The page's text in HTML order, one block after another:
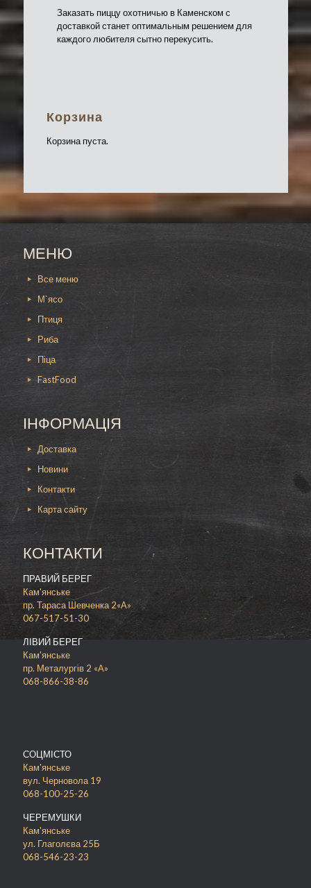
Заказать пиццу охотничью в Каменском с
доставкой станет оптимальным решением для
каждого любителя сытно перекусить.
сочетаются такие ингредиенты:
охотничьи колбаски;
моцарелла;
маринованный лук;
Начинка блюда подобрана для того чтобы
питательным, они идеально сочетается с
пивом или же с томатным соком. Для быстрого
перекуса мы рекомендуем заказать у нас
пиццу охотничью 30 см
В меню шашлык-мастер каждый сможет
подобрать для себя идеальный вариант
начинки, ориентируясь на свои вкусовые
предпочтения, так любители куриного мяса
пиццу сырный цыпленок
40 см
Для заказа пиццы с охотничьими колбасками в
Каменском свяжитесь с нами по телефону, и
мы доставим ее вам на дом или в офис в
любое удобное время.
Желаете разнообразить свой рацион и
попробовать новое пикантное блюдо, тогда
наша пицца с охотничьими колбасками и
Сделайте заказ у нас на сайте прямо сейчас и
уже через считанные минуты вы сможете
насладиться уникальным вкусом
свежеприготовленного горячего блюда из
премиальных ингредиентов.
Корзина
Корзина пуста.
МЕНЮ
Все меню
М`ясо
Птиця
Риба
Піца
FastFood
ІНФОРМАЦІЯ
Доставка
Новини
Контакти
Карта сайту
КОНТАКТИ
ПРАВИЙ БЕРЕГ
Кам'янське
пр. Тараса Шевченка 2«А»
067-517-51-30
ЛІВИЙ БЕРЕГ
Кам'янське
пр. Металургів 2 «А»
068-866-38-86
СОЦМІСТО
Кам'янське
вул. Черновола 19
068-100-25-26
ЧЕРЕМУШКИ
Кам'янське
ул. Глаголєва 25Б
068-546-23-23